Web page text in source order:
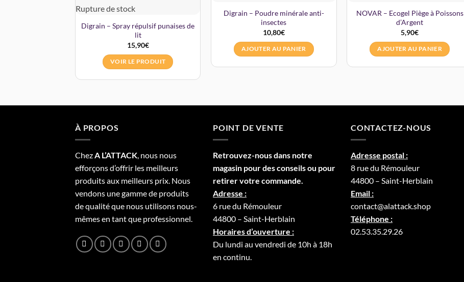
Rupture de stock
Digrain – Spray répulsif punaises de
lit
15,90€
VOIR LE PRODUIT
Digrain – Poudre minérale anti-
insectes
10,80€
AJOUTER AU PANIER
NOVAR – Ecogel Piège à Poissons
d’Argent
5,90€
AJOUTER AU PANIER
À PROPOS
ChezA L’ATTACK, nous nous
efforçons d’offrir les meilleurs
produits aux meilleurs prix. Nous
vendons une gamme de produits
de qualité que nous utilisons nous-
mêmes en tant que professionnel.
POINT DE VENTE
Retrouvez-nous dans notre
magasin pour des conseils ou pour
retirer votre commande.
Adresse :
6 rue du Rémouleur
44800 – Saint-Herblain
Horaires d’ouverture :
Du lundi au vendredi de 10h à 18h
en continu.
CONTACTEZ-NOUS
Adresse postal :
8 rue du Rémouleur
44800 – Saint-Herblain
Email :
contact@alattack.shop
Téléphone :
02.53.35.29.26